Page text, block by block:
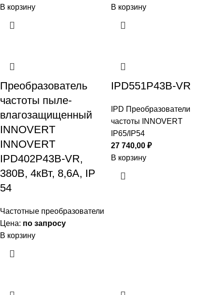
В корзину
В корзину
Преобразователь
частоты пыле-
влагозащищенный
INNOVERT
INNOVERT
IPD402P43B-VR,
380В, 4кВт, 8,6А, IP
54
Частотные преобразователи
Цена: по запросу
В корзину
IPD551P43B-VR
IPD Преобразователи
частоты INNOVERT
IP65/IP54
27 740,00 ₽
В корзину